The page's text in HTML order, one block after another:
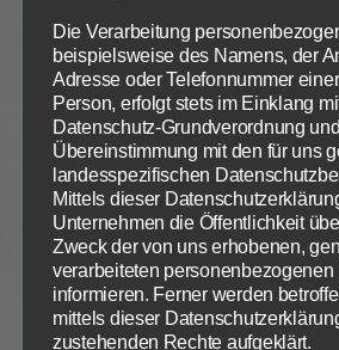
Erde vergehen (Luk 16, 17). Es
einzige Sinndes mosaischen
deutlich zu machen. Nach der
Sünde will Gottsein Volk von
und aus ihnen solche Leute
Gesetz leben, seine Ordnungen
beachten und sie tun(Hes 11,
schon damals überzeugt davon,
von ganzen Herzen sucht, sein
Mose 30, 11ff; Jos 1, 1ff). Ein
wahren, von Gott beabsichtigten
Zum Betrieb der Seite
Die Verarbeitung
beispielsweise des Namens, der
Adresse oder Telefonnummer
Person, erfolgt stets im Einklang
Datenschutz-Grundverordnung
Übereinstimmung mit den für uns
landesspezifischen
Mittels dieser
Unternehmen die Öffentlichkeit
Zweck der von uns erhobenen,
verarbeiteten personenbezogenen
informieren. Ferner werden
mittels dieser
zustehenden Rechte aufgeklärt.